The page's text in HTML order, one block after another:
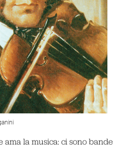
ama la musica: ci sono bande